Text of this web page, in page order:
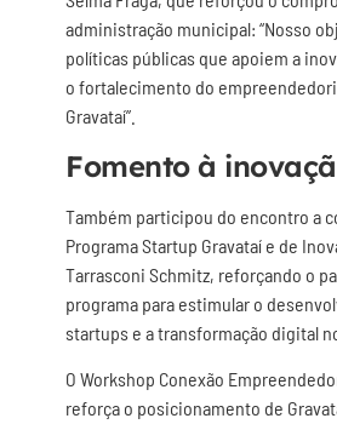
administração municipal: “Nosso
políticas públicas que apoiem a
o fortalecimento do
Gravataí”.
Fomento à
Também participou do encontro a
Programa Startup Gravataí e de
Tarrasconi Schmitz, reforçando o
programa para estimular o
startups e a transformação digital
O Workshop Conexão
reforça o posicionamento de